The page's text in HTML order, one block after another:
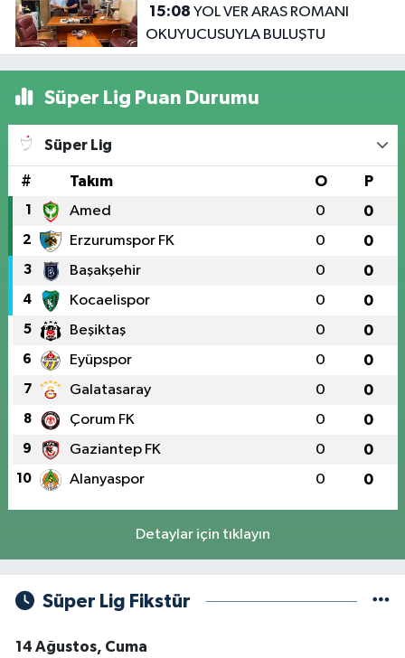
15:08
OKUYUCUSUYLA BULUŞTU
Süper Lig Puan Durumu
Süper Lig
# Takım O P
1 Amed 0 0
2 Erzurumspor FK 0 0
3 Başakşehir 0 0
4 Kocaelispor 0 0
5 Beşiktaş 0 0
6 Eyüpspor 0 0
7 Galatasaray 0 0
8 Çorum FK 0 0
9 Gaziantep FK 0 0
10 Alanyaspor 0 0
Detaylar için tıklayın
Süper Lig Fikstür
14 Ağustos, Cuma